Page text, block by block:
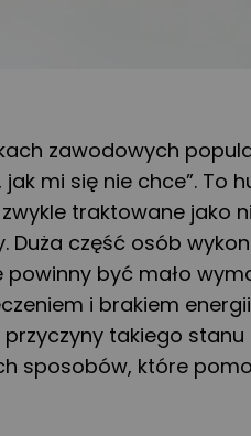
zawodowych
jak mi się nie chce”. To
traktowane jako
Duża część osób
być mało
i brakiem
takiego
sposobów, które